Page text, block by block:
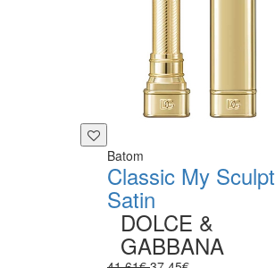
Batom
Classic My Sculpt
Satin
DOLCE &
GABBANA